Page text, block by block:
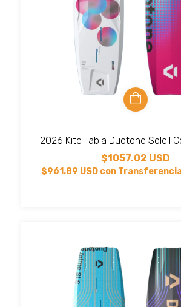
2026 Kite Tabla Duotone Soleil
$1057.02 USD
$961.89 USD con